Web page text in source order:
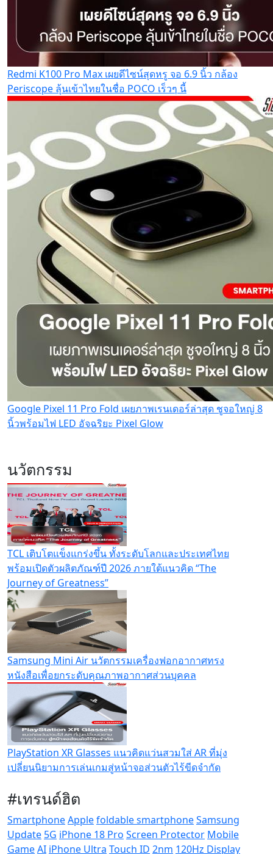
Redmi K100 Pro Max เผยดีไซน์สุดหรู จอ 6.9 นิ้ว กล้อง
Periscope ลุ้นเข้าไทยในชื่อ POCO เร็วๆ นี้
Google Pixel 11 Pro Fold เผยภาพเรนเดอร์ล่าสุด ชูจอใหญ่ 8
นิ้วพร้อมไฟ LED อัจฉริยะ Pixel Glow
นวัตกรรม
TCL เติบโตแข็งแกร่งขึ้น ทั้งระดับโลกและประเทศไทย
พร้อมเปิดตัวผลิตภัณฑ์ปี 2026 ภายใต้แนวคิด “The
Journey of Greatness”
Samsung Mini Air นวัตกรรมเครื่องฟอกอากาศทรง
หนังสือเพื่อยกระดับคุณภาพอากาศส่วนบุคคล
PlayStation XR Glasses แนวคิดแว่นสวมใส่ AR ที่มุ่ง
เปลี่ยนนิยามการเล่นเกมสู่หน้าจอส่วนตัวไร้ขีดจำกัด
#เทรนด์ฮิต
SmartphoneApplefoldable smartphoneSamsung
Update 5G iPhone 18 Pro Screen Protector Mobile
GameAI iPhone Ultra Touch ID 2nm 120Hz Display